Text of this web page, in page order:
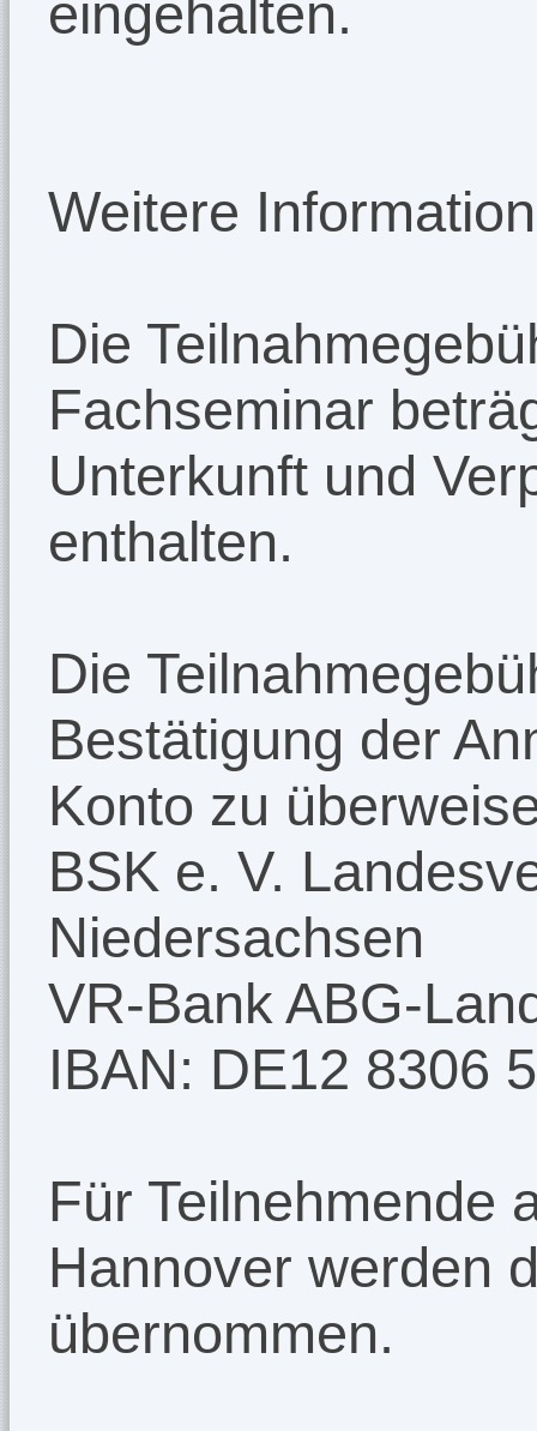
eingehalten.
Weitere
Die
Fachseminar
Unterkunft und
enthalten.
Die
Bestätigung der
Konto zu
BSK e. V.
Niedersachsen
VR-Bank ABG-
IBAN: DE12 8306
Für Teilnehmende
Hannover werden
übernommen.